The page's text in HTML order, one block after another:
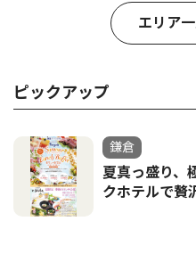
エリア
ピックアップ
鎌倉
夏真っ盛り、
クホテルで贅